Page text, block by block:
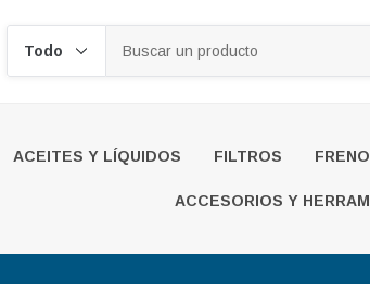
ACEITES Y LÍQUIDOS FILTROS
ACCESORIOS Y